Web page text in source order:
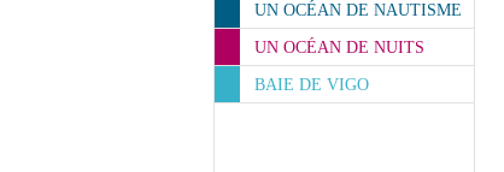
UN OCÉAN DE NAUTISME
UN OCÉAN DE NUITS
BAIE DE VIGO